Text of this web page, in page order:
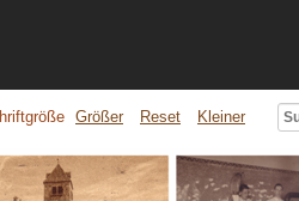
Größer Reset Kleiner